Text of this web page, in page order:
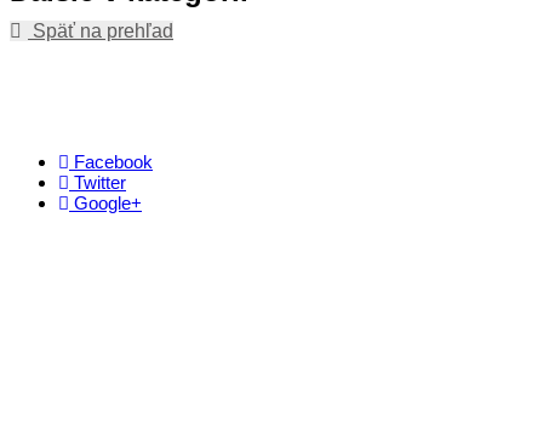
Späť na prehľad
Facebook
Twitter
Google+